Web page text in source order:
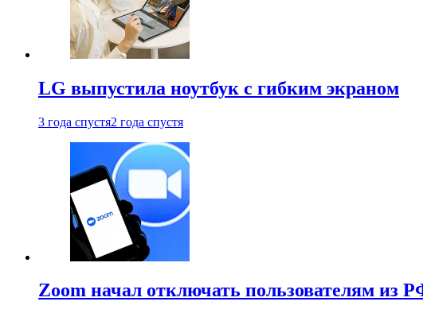
LG выпустила ноутбук с гибким экраном
3 года спустя2 года спустя
Zoom начал отключать пользователям из